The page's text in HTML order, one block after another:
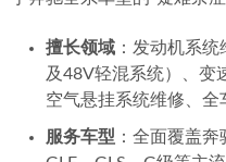
鼎火奔驰专修厂地.png
擅长领域与定位